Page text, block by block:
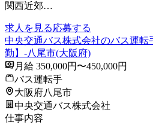
関西近郊…
求人を見る応募する
中央交通バス株式会社のバス運転
勤】-八尾市(大阪府)
月給 350,000円〜450,000円
バス運転手
大阪府八尾市
中央交通バス株式会社
仕事内容